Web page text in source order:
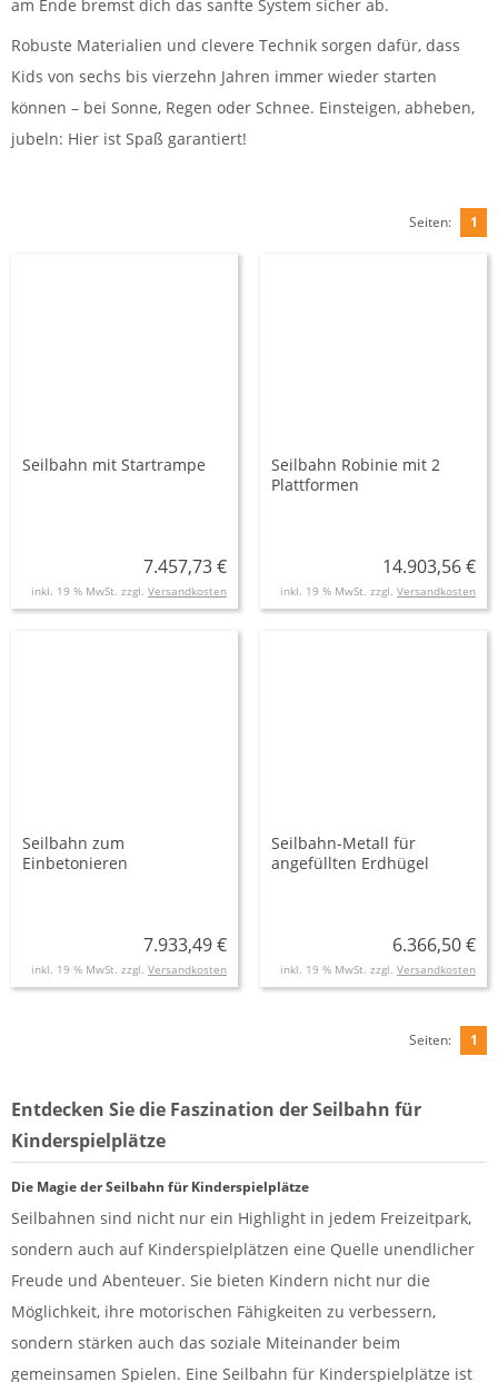
am Ende bremst dich das sanfte System sicher ab.
Robuste Materialien und clevere Technik sorgen dafür, dass
Kids von sechs bis vierzehn Jahren immer wieder starten
können – bei Sonne, Regen oder Schnee. Einsteigen, abheben,
jubeln: Hier ist Spaß garantiert!
Seiten: 1
Seilbahn mit Startrampe
7.457,73 €
inkl. 19 % MwSt. zzgl. Versandkosten
Seilbahn Robinie mit 2
Plattformen
14.903,56 €
inkl. 19 % MwSt. zzgl. Versandkosten
Seilbahn zum
Einbetonieren
7.933,49 €
inkl. 19 % MwSt. zzgl. Versandkosten
Seilbahn-Metall für
angefüllten Erdhügel
6.366,50 €
inkl. 19 % MwSt. zzgl. Versandkosten
Seiten: 1
Entdecken Sie die Faszination der Seilbahn für
Kinderspielplätze
Die Magie der Seilbahn für Kinderspielplätze
Seilbahnen sind nicht nur ein Highlight in jedem Freizeitpark,
sondern auch auf Kinderspielplätzen eine Quelle unendlicher
Freude und Abenteuer. Sie bieten Kindern nicht nur die
Möglichkeit, ihre motorischen Fähigkeiten zu verbessern,
sondern stärken auch das soziale Miteinander beim
gemeinsamen Spielen. Eine Seilbahn für Kinderspielplätze ist